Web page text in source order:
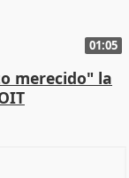
01:05
merecido" la